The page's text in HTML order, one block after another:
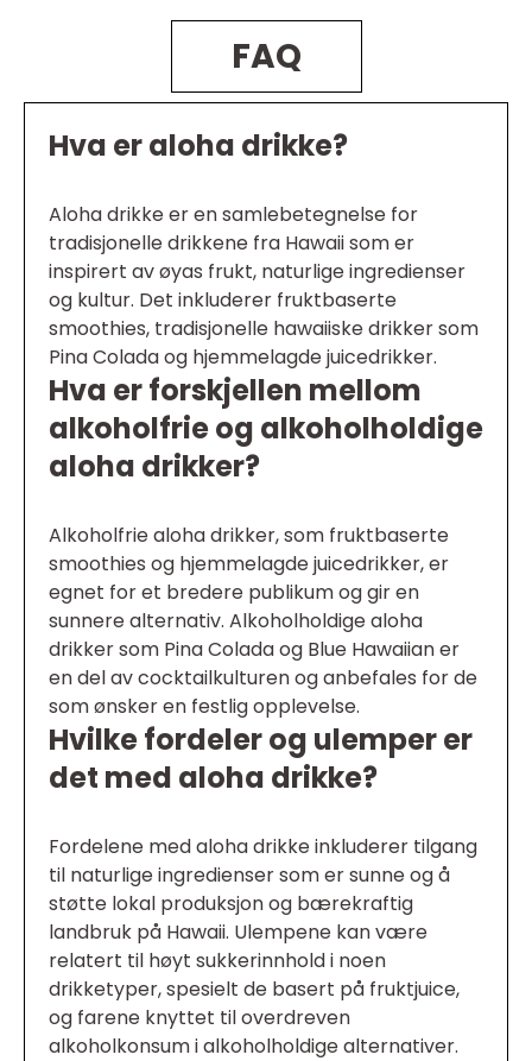
FAQ
Hva er aloha drikke?
Aloha drikke er en samlebetegnelse for
tradisjonelle drikkene fra Hawaii som er
inspirert av øyas frukt, naturlige ingredienser
og kultur. Det inkluderer fruktbaserte
smoothies, tradisjonelle hawaiiske drikker som
Pina Colada og hjemmelagde juicedrikker.
Hva er forskjellen mellom
alkoholfrie og alkoholholdige
aloha drikker?
Alkoholfrie aloha drikker, som fruktbaserte
smoothies og hjemmelagde juicedrikker, er
egnet for et bredere publikum og gir en
sunnere alternativ. Alkoholholdige aloha
drikker som Pina Colada og Blue Hawaiian er
en del av cocktailkulturen og anbefales for de
som ønsker en festlig opplevelse.
Hvilke fordeler og ulemper er
det med aloha drikke?
Fordelene med aloha drikke inkluderer tilgang
til naturlige ingredienser som er sunne og å
støtte lokal produksjon og bærekraftig
landbruk på Hawaii. Ulempene kan være
relatert til høyt sukkerinnhold i noen
drikketyper, spesielt de basert på fruktjuice,
og farene knyttet til overdreven
alkoholkonsum i alkoholholdige alternativer.